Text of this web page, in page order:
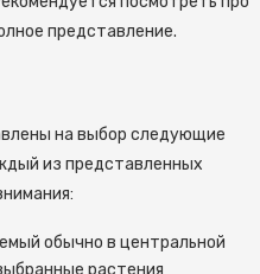
представление.
на выбор следующие
из представленных
обычно в центральной
растения